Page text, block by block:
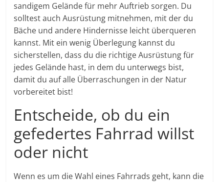
sandigem Gelände für mehr Auftrieb sorgen. Du
solltest auch Ausrüstung mitnehmen, mit der du
Bäche und andere Hindernisse leicht überqueren
kannst. Mit ein wenig Überlegung kannst du
sicherstellen, dass du die richtige Ausrüstung für
jedes Gelände hast, in dem du unterwegs bist,
damit du auf alle Überraschungen in der Natur
vorbereitet bist!
Entscheide, ob du ein
gefedertes Fahrrad willst
oder nicht
Wenn es um die Wahl eines Fahrrads geht, kann die